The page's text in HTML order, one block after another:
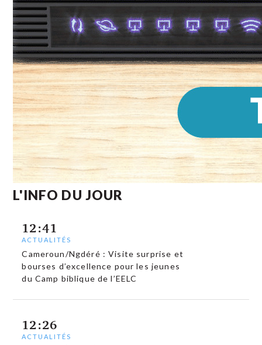
L'INFO DU JOUR
12:41
ACTUALITÉS
Cameroun/Ngdéré : Visite surprise et
bourses d’excellence pour les jeunes
du Camp biblique de l’EELC
12:26
ACTUALITÉS